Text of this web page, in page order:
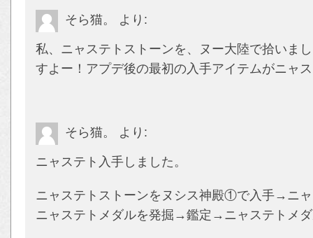
そら猫。 より:
私、ニャステトストーンを、ヌー大陸で拾いま
すよー！アプデ後の最初の入手アイテムがニャ
そら猫。 より:
ニャステト入手しました。
ニャステトストーンをヌシス神殿①で入手→ニ
ニャステトメダルを発掘→鑑定→ニャステトメ